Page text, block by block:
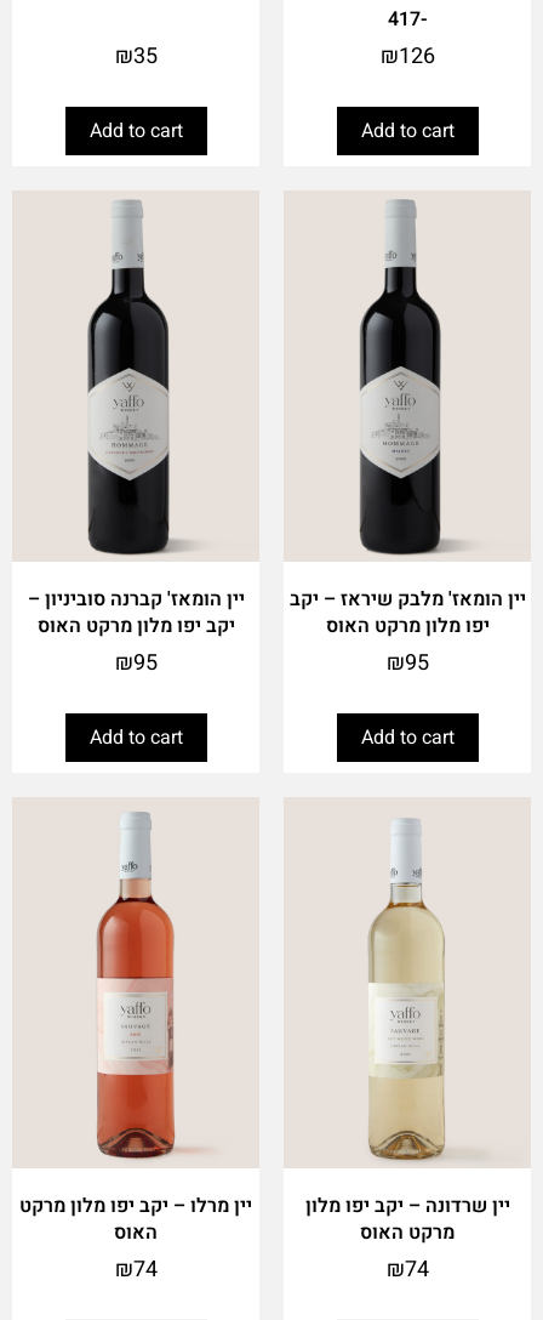
-417
₪126
Add to cart
₪35
Add to cart
יין הומאז' מלבק שיראז – יקב
יפו מלון מרקט האוס
₪95
Add to cart
יין הומאז' קברנה סוביניון –
יקב יפו מלון מרקט האוס
₪95
Add to cart
יין שרדונה – יקב יפו מלון
מרקט האוס
₪74
יין מרלו – יקב יפו מלון מרקט
האוס
₪74